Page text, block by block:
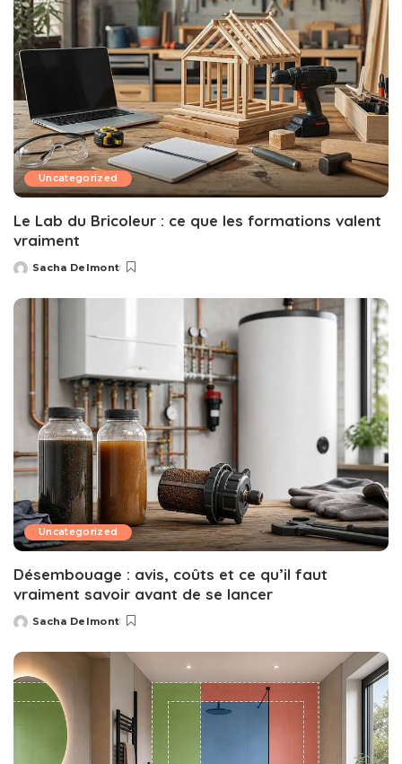
Uncategorized
Le Lab du Bricoleur : ce que les formations valent
vraiment
Posted
Sacha Delmont
Uncategorized
Désembouage : avis, coûts et ce qu’il faut
vraiment savoir avant de se lancer
Posted
Sacha Delmont